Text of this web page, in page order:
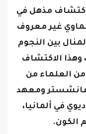
غير معروف
بين النجوم
وهذا الاكتشاف
من العلماء من
ومعهد
في ألمانيا،
الكون.
في مدار حول